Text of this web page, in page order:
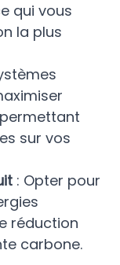
qui vous
la plus
sur vos
: Opter pour
réduction
carbone.